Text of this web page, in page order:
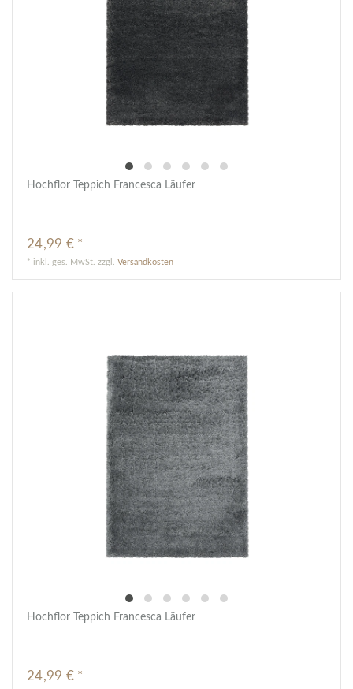
Hochflor Teppich Francesca Läufer
24,99 € *
* inkl. ges. MwSt. zzgl.Versandkosten
Hochflor Teppich Francesca Läufer
24,99 € *